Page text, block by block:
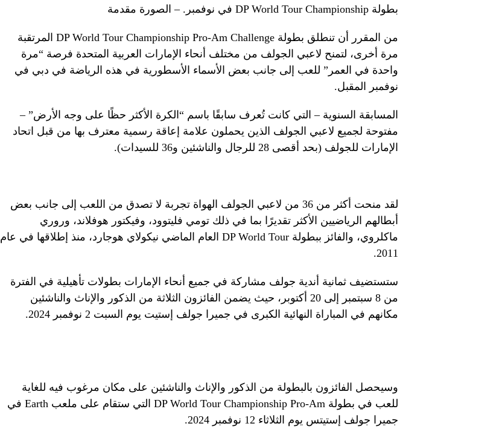
بطولة DP World Tour Championship في نوفمبر. – الصورة مقدمة
من المقرر أن تنطلق بطولة DP World Tour Championship Pro-Am Challenge المرتقبة
مرة أخرى، لتمنح لاعبي الجولف من مختلف أنحاء الإمارات العربية المتحدة فرصة “مرة
واحدة في العمر” للعب إلى جانب بعض الأسماء الأسطورية في هذه الرياضة في دبي في
نوفمبر المقبل.
المسابقة السنوية – التي كانت تُعرف سابقًا باسم “الكرة الأكثر حظًا على وجه الأرض” –
مفتوحة لجميع لاعبي الجولف الذين يحملون علامة إعاقة رسمية معترف بها من قبل اتحاد
الإمارات للجولف (بحد أقصى 28 للرجال والناشئين و36 للسيدات).
لقد منحت أكثر من 36 من لاعبي الجولف الهواة تجربة لا تصدق من اللعب إلى جانب بعض
أبطالهم الرياضيين الأكثر تقديرًا بما في ذلك تومي فليتوود، وفيكتور هوفلاند، وروري
ماكلروي، والفائز ببطولة DP World Tour العام الماضي نيكولاي هوجارد، منذ إطلاقها في عام
2011.
ستستضيف ثمانية أندية جولف مشاركة في جميع أنحاء الإمارات بطولات تأهيلية في الفترة
من 8 سبتمبر إلى 20 أكتوبر، حيث يضمن الفائزون الثلاثة من الذكور والإناث والناشئين
مكانهم في المباراة النهائية الكبرى في جميرا جولف إستيت يوم السبت 2 نوفمبر 2024.
وسيحصل الفائزون بالبطولة من الذكور والإناث والناشئين على مكان مرغوب فيه للغاية
للعب في بطولة DP World Tour Championship Pro-Am التي ستقام على ملعب Earth في
جميرا جولف إستيتس يوم الثلاثاء 12 نوفمبر 2024.